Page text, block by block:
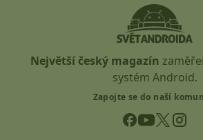
Největší český magazín
systém Android.
Zapojte se do naší